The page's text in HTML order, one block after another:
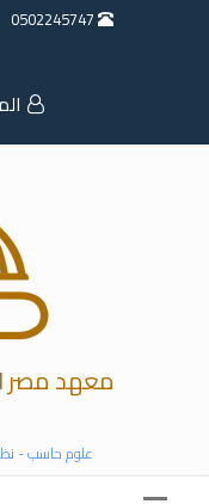
معهد مصر
علوم حاسب -